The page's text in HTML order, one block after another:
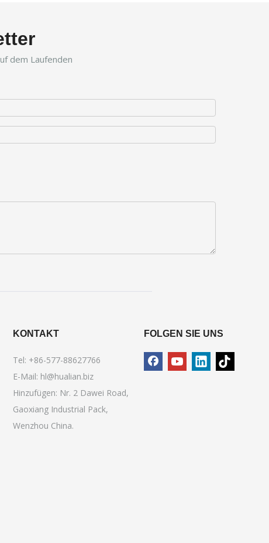
dem Laufenden
KONTAKT
Tel: +86-577-88627766
E-Mail: hl@hualian.biz
Hinzufügen: Nr. 2 Dawei Road,
Gaoxiang Industrial Pack,
Wenzhou China.
FOLGEN SIE UNS